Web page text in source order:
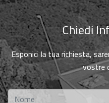
Chiedi
Esponici la tua richiesta,
vostre